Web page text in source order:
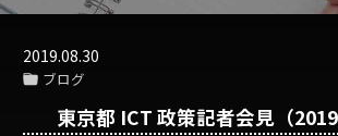
2019.08.30
ブログ
東京都 ICT 政策記者会見（2019